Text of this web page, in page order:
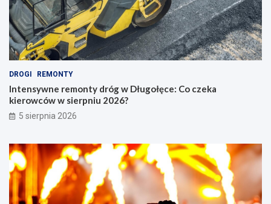
DROGI REMONTY
Intensywne remonty dróg w Długołęce: Co czeka
kierowców w sierpniu 2026?
5 sierpnia 2026